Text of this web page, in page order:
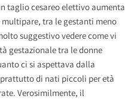
taglio cesareo elettivo aumenta
tra le gestanti meno
suggestivo vedere come vi
gestazionale tra le donne
ci si aspettava dalla
di nati piccoli per età
Verosimilmente, il